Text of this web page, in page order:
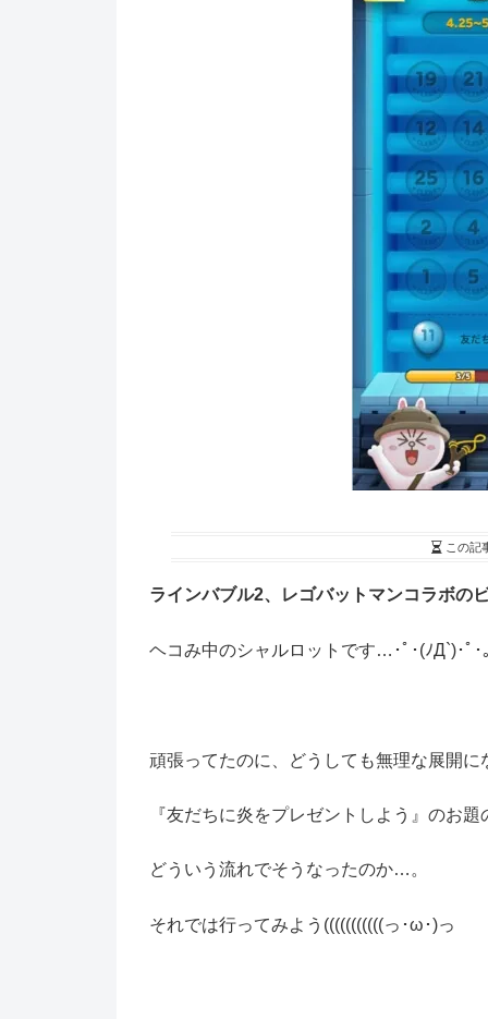
この記
ラインバブル2、レゴバットマンコラボの
ヘコみ中のシャルロットです…･ﾟ･(ﾉД`)･ﾟ･
頑張ってたのに、どうしても無理な展開に
『友だちに炎をプレゼントしよう』のお
どういう流れでそうなったのか…。
それでは行ってみよう(((((((((((っ･ω･)っ